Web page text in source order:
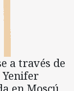
a través de
Yenifer